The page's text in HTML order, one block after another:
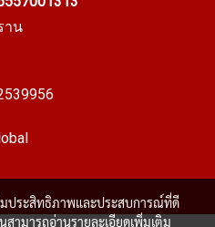
าน
มประสิทธิภาพและประสบการณ์ที่ดี
สามารถอ่านรายละเอียดเพิ่มเติม